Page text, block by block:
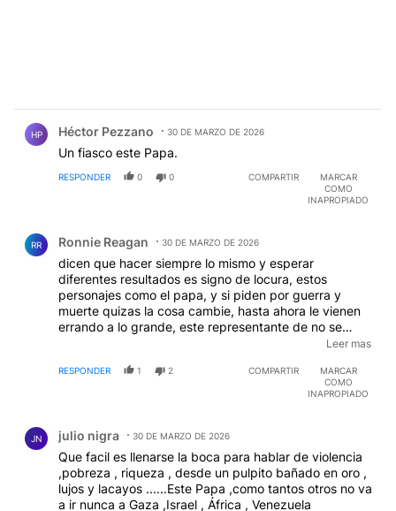
HP Héctor Pezzano 30 DE MARZO DE 2026
Un fiasco este Papa.
RESPONDER 0 0 COMPARTIR
MARCAR
COMO
INAPROPIADO
RR Ronnie Reagan 30 DE MARZO DE 2026
dicen que hacer siempre lo mismo y esperar
diferentes resultados es signo de locura, estos
personajes como el papa, y si piden por guerra y
muerte quizas la cosa cambie, hasta ahora le vienen
errando a lo grande, este representante de no se
quien! se piensa que con palabras se cambia el
hizo estragos en la civilizacion, lo mejor que puede
hacer este tipo es callarse la boca y dedicarse a su
Leer mas
RESPONDER 1 2 COMPARTIR
MARCAR
COMO
INAPROPIADO
JN julio nigra 30 DE MARZO DE 2026
Que facil es llenarse la boca para hablar de violencia
,pobreza , riqueza , desde un pulpito bañado en oro ,
lujos y lacayos ......Este Papa ,como tantos otros no va
a ir nunca a Gaza ,Israel , África , Venezuela